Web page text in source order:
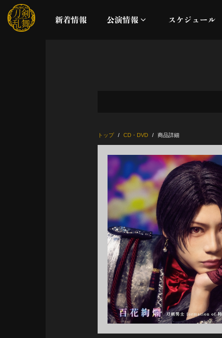
新着情報 公演情報
配信
ライブビューイング
公演に関するお知らせ
スケジュール
トップ CD・DVD 商品詳細